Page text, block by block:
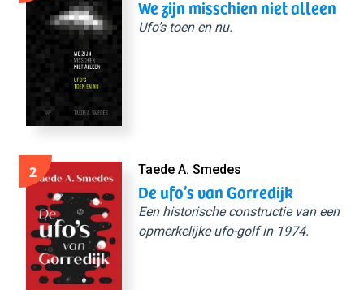
We zijn misschien niet alleen
Ufo’s toen en nu.
2 Taede A. Smedes
De ufo’s van Gorredijk
Een historische constructie van een
opmerkelijke ufo-golf in 1974.